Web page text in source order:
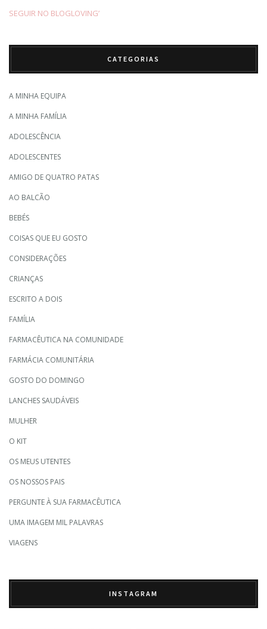
SEGUIR NO BLOGLOVING’
CATEGORIAS
A MINHA EQUIPA
A MINHA FAMÍLIA
ADOLESCÊNCIA
ADOLESCENTES
AMIGO DE QUATRO PATAS
AO BALCÃO
BEBÉS
COISAS QUE EU GOSTO
CONSIDERAÇÕES
CRIANÇAS
ESCRITO A DOIS
FAMÍLIA
FARMACÊUTICA NA COMUNIDADE
FARMÁCIA COMUNITÁRIA
GOSTO DO DOMINGO
LANCHES SAUDÁVEIS
MULHER
O KIT
OS MEUS UTENTES
OS NOSSOS PAIS
PERGUNTE À SUA FARMACÊUTICA
UMA IMAGEM MIL PALAVRAS
VIAGENS
INSTAGRAM